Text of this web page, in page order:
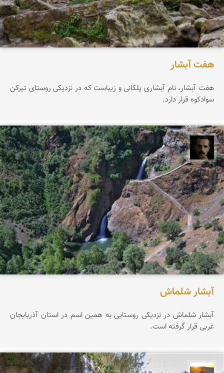
هفت آبشار
هفت آبشار، نام آبشاری پلکانی و زیباست که در نزدیکی روستای تیرکن
سوادکوه قرار دارد.
عباس رحمانی
آبشار شلماش
آبشار شلماش در نزدیکی روستایی به همین اسم در استان آذربایجان
غربی قرار گرفته است.